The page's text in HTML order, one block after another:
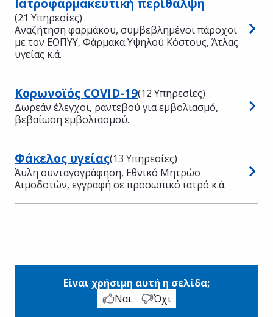
Ιατροφαρμακευτική περίθαλψη
(21 Υπηρεσίες)
Αναζήτηση φαρμάκου, συμβεβλημένοι πάροχοι
με τον ΕΟΠΥΥ, Φάρμακα Υψηλού Κόστους, Άτλας
υγείας κ.ά.
Κορωνοϊός COVID-19(12 Υπηρεσίες)
Δωρεάν έλεγχοι, ραντεβού για εμβολιασμό,
βεβαίωση εμβολιασμού.
Φάκελος υγείας(13 Υπηρεσίες)
Άυλη συνταγογράφηση, Εθνικό Μητρώο
Αιμοδοτών, εγγραφή σε προσωπικό ιατρό κ.ά.
Είναι χρήσιμη αυτή η σελίδα;
Ναι
Όχι